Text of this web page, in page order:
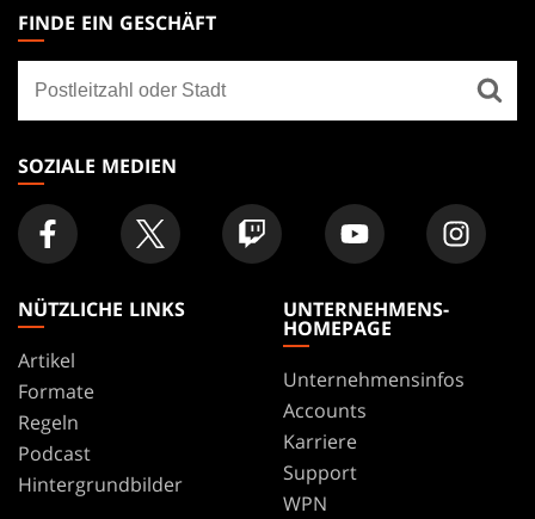
THE
GATHERING
FOOTER
FINDE EIN GESCHÄFT
ein
Geschäft
SOZIALE MEDIEN
NÜTZLICHE LINKS
Artikel
Formate
Regeln
Podcast
Hintergrundbilder
UNTERNEHMENS-
HOMEPAGE
Unternehmensinfos
Accounts
Karriere
Support
WPN